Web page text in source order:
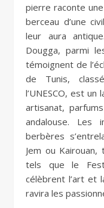
pierre raconte
berceau d’une
leur aura
Dougga, parmi
témoignent de
de Tunis,
l’UNESCO, est
artisanat,
andalouse. Les
berbères
Jem ou
tels que le
célèbrent l’art et
ravira les